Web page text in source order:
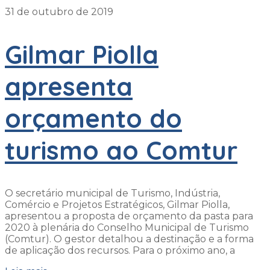
31 de outubro de 2019
Gilmar Piolla
apresenta
orçamento do
turismo ao Comtur
O secretário municipal de Turismo, Indústria,
Comércio e Projetos Estratégicos, Gilmar Piolla,
apresentou a proposta de orçamento da pasta para
2020 à plenária do Conselho Municipal de Turismo
(Comtur). O gestor detalhou a destinação e a forma
de aplicação dos recursos. Para o próximo ano, a